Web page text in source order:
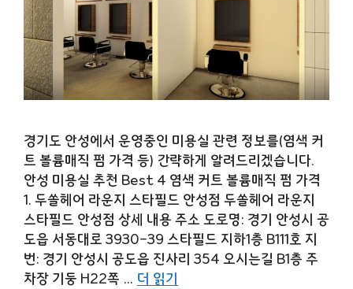
경기도 안성에서 운영중인 미용실 관련 정보를(염색 커
트 볼륨매직 펌 가격 등) 간략하게 알려드리겠습니다.
안성 미용실 추천 Best 4 염색 커트 볼륨매직 펌 가격
1. 두쏠헤어 라운지 스타필드 안성점 두쏠헤어 라운지
스타필드 안성점 상세 내용 주소 도로명: 경기 안성시 공
도읍 서동대로 3930-39 스타필드 지하1층 B111호 지
번: 경기 안성시 공도읍 진사리 354 오시는길 B1층 주
차장 기둥 H22쪽 … 더 읽기